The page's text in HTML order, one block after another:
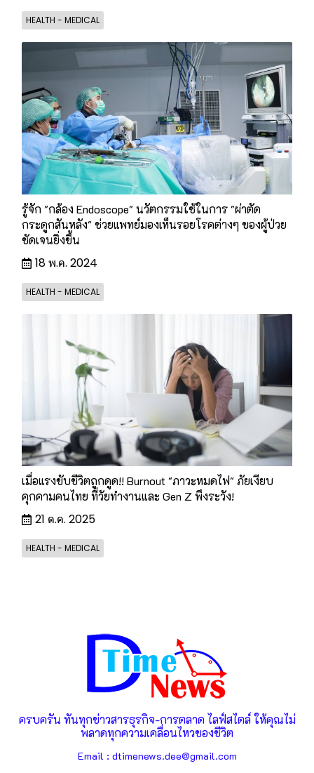
HEALTH - MEDICAL
รู้จัก "กล้อง Endoscope" นวัตกรรมใช้ในการ "ผ่าตัด
กระดูกสันหลัง" ช่วยแพทย์มองเห็นรอยโรคต่างๆ ของผู้ป่วย
ชัดเจนยิ่งขึ้น
18 พ.ค. 2024
HEALTH - MEDICAL
เมื่อแรงขับชีวิตถูกดูด!! Burnout "ภาวะหมดไฟ" ภัยเงียบ
คุกคามคนไทย ที่วัยทำงานและ Gen Z พึงระวัง!
21 ต.ค. 2025
HEALTH - MEDICAL
ครบครัน ทันทุกข่าวสารธุรกิจ-การตลาด ไลฟ์สไตล์ ให้คุณไม่
พลาดทุกความเคลื่อนไหวของชีวิต
Email : dtimenews.dee@gmail.com